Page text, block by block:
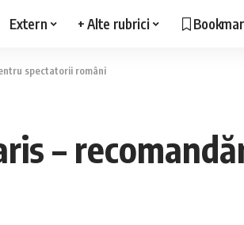
Extern + Alte rubrici
spectatorii români
–